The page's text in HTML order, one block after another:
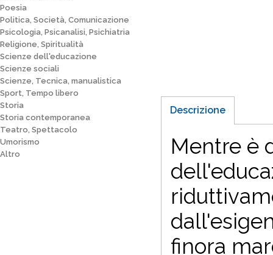
Poesia
Politica, Società, Comunicazione
Psicologia, Psicanalisi, Psichiatria
Religione, Spiritualità
Scienze dell'educazione
Scienze sociali
Scienze, Tecnica, manualistica
Sport, Tempo libero
Storia
Storia contemporanea
Teatro, Spettacolo
Umorismo
Altro
Descrizione
Mentre è
finora